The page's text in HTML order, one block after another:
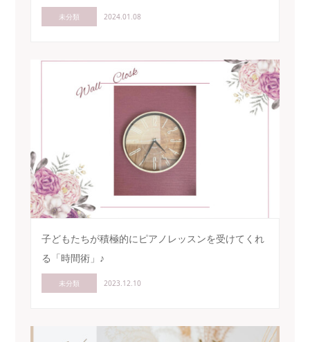
未分類 2024.01.08
子どもたちが積極的にピアノレッスンを受けてくれ
る「時間術」♪
未分類 2023.12.10